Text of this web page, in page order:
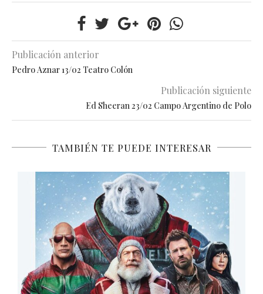
Publicación anterior
Pedro Aznar 13/02 Teatro Colón
Publicación siguiente
Ed Sheeran 23/02 Campo Argentino de Polo
TAMBIÉN TE PUEDE INTERESAR